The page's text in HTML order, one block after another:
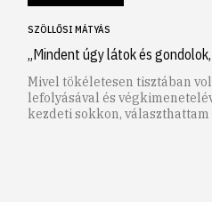
SZÖLLŐSI MÁTYÁS
„Mindent úgy látok és
Mivel tökéletesen tisztában
lefolyásával és
kezdeti sokkon,